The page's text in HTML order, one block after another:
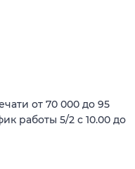
от 70 000 до 95
работы 5/2 с 10.00 до